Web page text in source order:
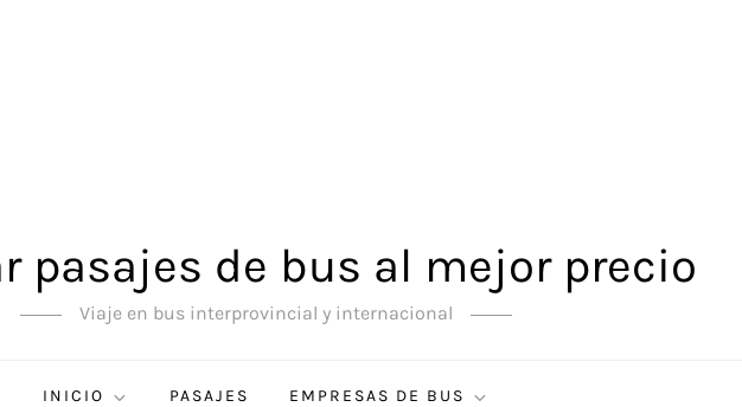
pasajes de bus al mejor precio
Viaje en bus interprovincial y internacional
INICIO PASAJES EMPRESAS DE BUS